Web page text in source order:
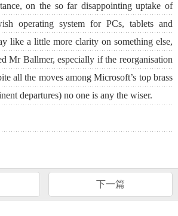
on the so far disappointing uptake of
operating system for PCs, tablets and
like a little more clarity on something else,
Mr Ballmer, especially if the reorganisation
all the moves among Microsoft’s top brass
departures) no one is any the wiser.
下一篇